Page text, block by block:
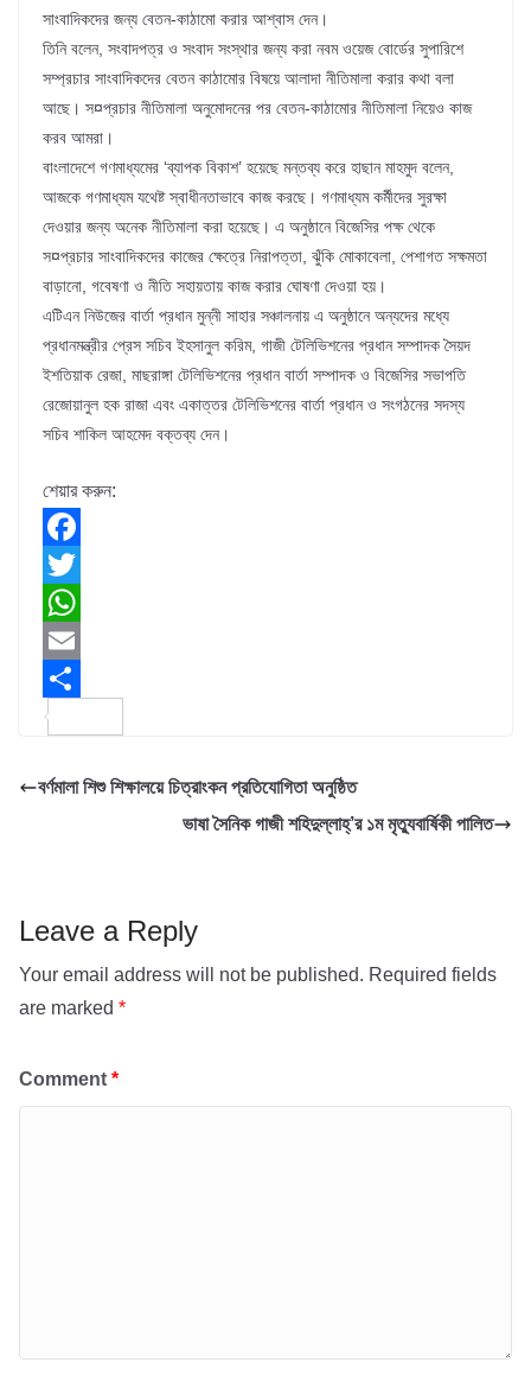
সাংবাদিকদের জন্য বেতন-কাঠামো করার আশ্বাস দেন।
তিনি বলেন, সংবাদপত্র ও সংবাদ সংস্থার জন্য করা নবম ওয়েজ বোর্ডের সুপারিশে
সম্প্রচার সাংবাদিকদের বেতন কাঠামোর বিষয়ে আলাদা নীতিমালা করার কথা বলা
আছে। স¤প্রচার নীতিমালা অনুমোদনের পর বেতন-কাঠামোর নীতিমালা নিয়েও কাজ
করব আমরা।
বাংলাদেশে গণমাধ্যমের ‘ব্যাপক বিকাশ’ হয়েছে মন্তব্য করে হাছান মাহমুদ বলেন,
আজকে গণমাধ্যম যথেষ্ট স্বাধীনতাভাবে কাজ করছে। গণমাধ্যম কর্মীদের সুরক্ষা
দেওয়ার জন্য অনেক নীতিমালা করা হয়েছে। এ অনুষ্ঠানে বিজেসির পক্ষ থেকে
স¤প্রচার সাংবাদিকদের কাজের ক্ষেত্রে নিরাপত্তা, ঝুঁকি মোকাবেলা, পেশাগত সক্ষমতা
বাড়ানো, গবেষণা ও নীতি সহায়তায় কাজ করার ঘোষণা দেওয়া হয়।
এটিএন নিউজের বার্তা প্রধান মুন্নী সাহার সঞ্চালনায় এ অনুষ্ঠানে অন্যদের মধ্যে
প্রধানমন্ত্রীর প্রেস সচিব ইহসানুল করিম, গাজী টেলিভিশনের প্রধান সম্পাদক সৈয়দ
ইশতিয়াক রেজা, মাছরাঙ্গা টেলিভিশনের প্রধান বার্তা সম্পাদক ও বিজেসির সভাপতি
রেজোয়ানুল হক রাজা এবং একাত্তর টেলিভিশনের বার্তা প্রধান ও সংগঠনের সদস্য
সচিব শাকিল আহমেদ বক্তব্য দেন।
শেয়ার করুন:
F
a
c
e
b
o
T
w
t
e
W
h
a
s
E
m
i
a
বর্ণমালা শিশু শিক্ষালয়ে চিত্রাংকন প্রতিযোগিতা অনুষ্ঠিত
ভাষা সৈনিক গাজী শহিদুল্লাহ্’র ১ম মৃত্যুবার্ষিকী পালিত
Leave a Reply
Your email address will not be published. Required fields
are marked *
Comment *